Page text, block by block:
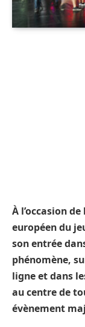
À l’occasion
européen du
son entrée
phénomène,
ligne et dans
au centre de
évènement